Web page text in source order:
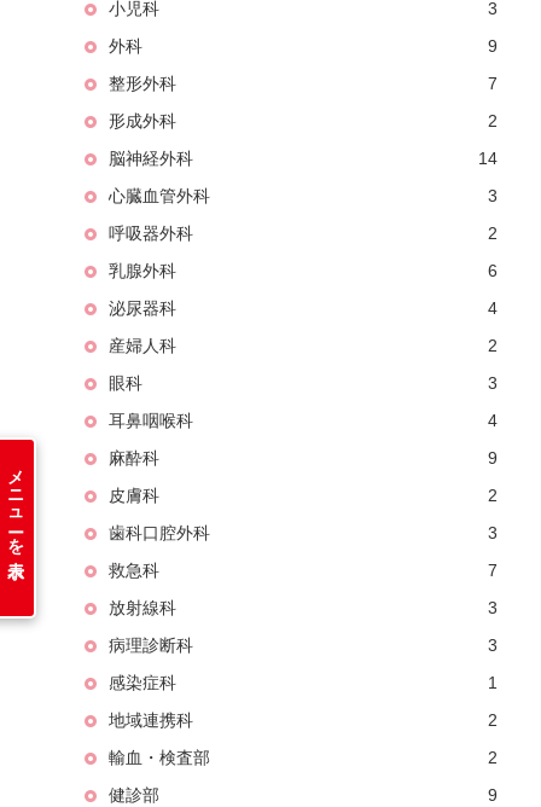
メニューを表示
小児科
3
外科
9
整形外科
7
形成外科
2
脳神経外科
14
心臓血管外科
3
呼吸器外科
2
乳腺外科
6
泌尿器科
4
産婦人科
2
眼科
3
耳鼻咽喉科
4
麻酔科
9
皮膚科
2
歯科口腔外科
3
救急科
7
放射線科
3
病理診断科
3
感染症科
1
地域連携科
2
輸血・検査部
2
健診部
9